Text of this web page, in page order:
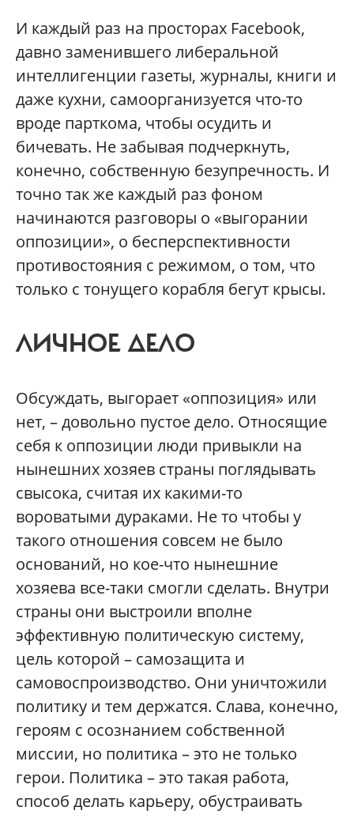
И каждый раз на просторах Facebook,
давно заменившего либеральной
интеллигенции газеты, журналы, книги и
даже кухни, самоорганизуется что-то
вроде парткома, чтобы осудить и
бичевать. Не забывая подчеркнуть,
конечно, собственную безупречность. И
точно так же каждый раз фоном
начинаются разговоры о «выгорании
оппозиции», о бесперспективности
противостояния с режимом, о том, что
только с тонущего корабля бегут крысы.
ЛИЧНОЕ ДЕЛО
Обсуждать, выгорает «оппозиция» или
нет, – довольно пустое дело. Относящие
себя к оппозиции люди привыкли на
нынешних хозяев страны поглядывать
свысока, считая их какими-то
вороватыми дураками. Не то чтобы у
такого отношения совсем не было
оснований, но кое-что нынешние
хозяева все-таки смогли сделать. Внутри
страны они выстроили вполне
эффективную политическую систему,
цель которой – самозащита и
самовоспроизводство. Они уничтожили
политику и тем держатся. Слава, конечно,
героям с осознанием собственной
миссии, но политика – это не только
герои. Политика – это такая работа,
способ делать карьеру, обустраивать